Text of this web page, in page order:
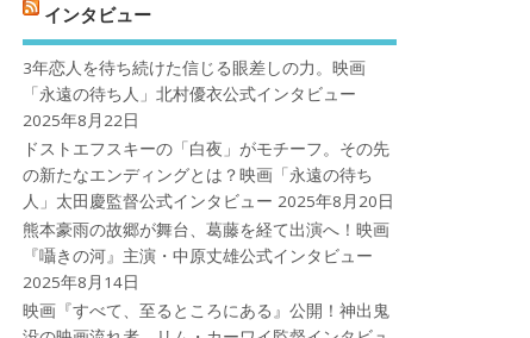
インタビュー
3年恋人を待ち続けた信じる眼差しの力。映画
「永遠の待ち人」北村優衣公式インタビュー
2025年8月22日
ドストエフスキーの「白夜」がモチーフ。その先
の新たなエンディングとは？映画「永遠の待ち
人」太田慶監督公式インタビュー 2025年8月20日
熊本豪雨の故郷が舞台、葛藤を経て出演へ！映画
『囁きの河』主演・中原丈雄公式インタビュー
2025年8月14日
映画『すべて、至るところにある』公開！神出鬼